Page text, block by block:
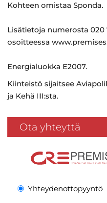
Kohteen omistaa Sponda.
Lisätietoja numerosta 020
osoitteessa
Energialuokka E2007.
Kiinteistö sijaitsee
ja Kehä III:sta.
Ota yhteyttä
Yhteydenottopyyntö